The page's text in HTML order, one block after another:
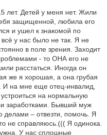
лет. Детей у меня нет. Жили
защищенной, любила его
и ушел к знакомой по
у нас было не так. Я не
в поле зрения. Заходит
- то ОНА его не
расстаться. Иногда он
же я хорошая, а она грубая
И на мне еще отец-инвалид,
на нормальную
заработками. Бывший муж
делами – отвезти, помочь. Я
не справляюсь.((( Я одинока.
У нас сплошные